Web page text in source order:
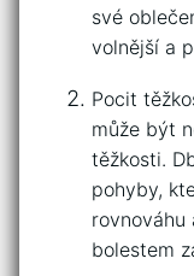
své
volnější a​
Pocit
může být
⁣těžkosti.
pohyby,‌
⁣rovnováhu
bolestem